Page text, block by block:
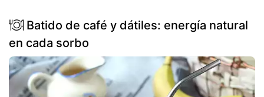
Batido de café y dátiles: energía natural
en cada sorbo